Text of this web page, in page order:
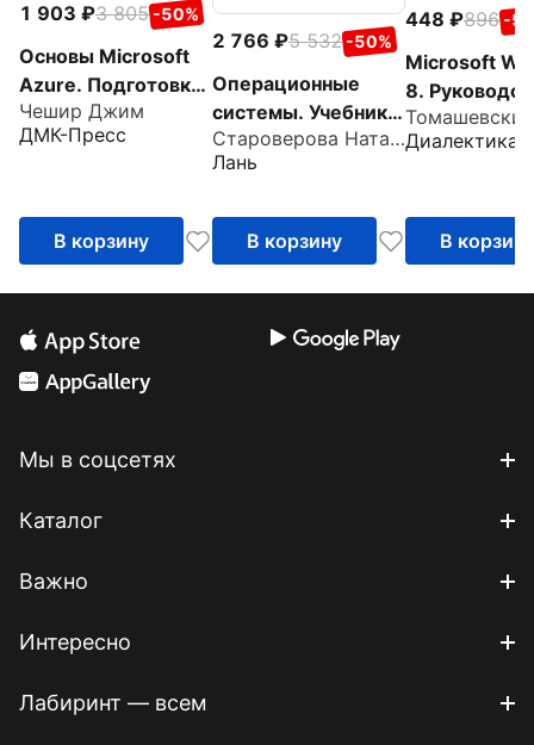
1 903 3 805 -50%
Основы Microsoft
Azure. Подготовка
к экзамену AZ-900
Чешир Джим
ДМК-Пресс
В корзину
2 766 5 532 -50%
Операционные
системы. Учебник
для СПО
Староверова Наталья Александрона
Лань
В корзину
448 896 -
Microsoft
8.
Диалектика
В корзину
Мы в соцсетях
Каталог
Важно
Интересно
Лабиринт — всем